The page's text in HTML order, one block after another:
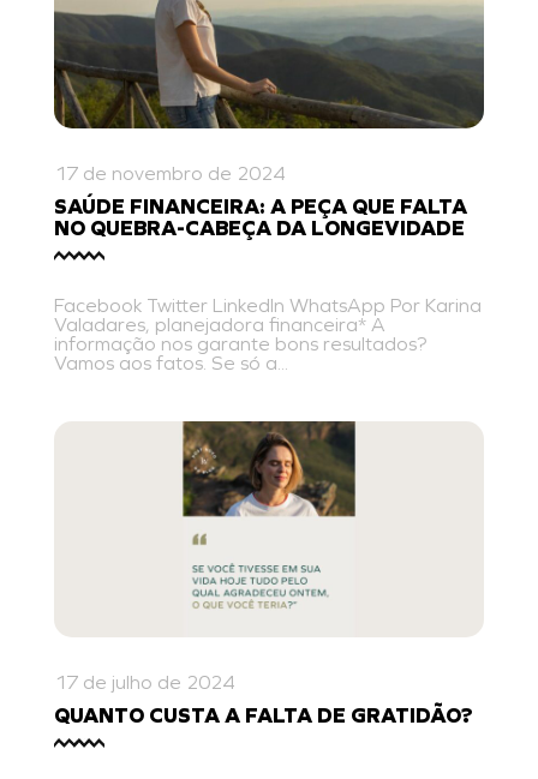
17 de novembro de 2024
SAÚDE FINANCEIRA: A PEÇA QUE FALTA
NO QUEBRA-CABEÇA DA LONGEVIDADE
Facebook Twitter LinkedIn WhatsApp Por Karina
Valadares, planejadora financeira* A
informação nos garante bons resultados?
Vamos aos fatos. Se só a...
17 de julho de 2024
QUANTO CUSTA A FALTA DE GRATIDÃO?